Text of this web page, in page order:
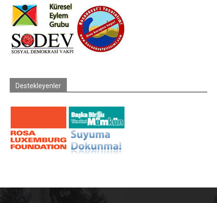
Destekleyenler